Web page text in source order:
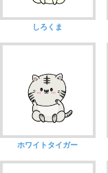
しろくま
ホワイトタイガー